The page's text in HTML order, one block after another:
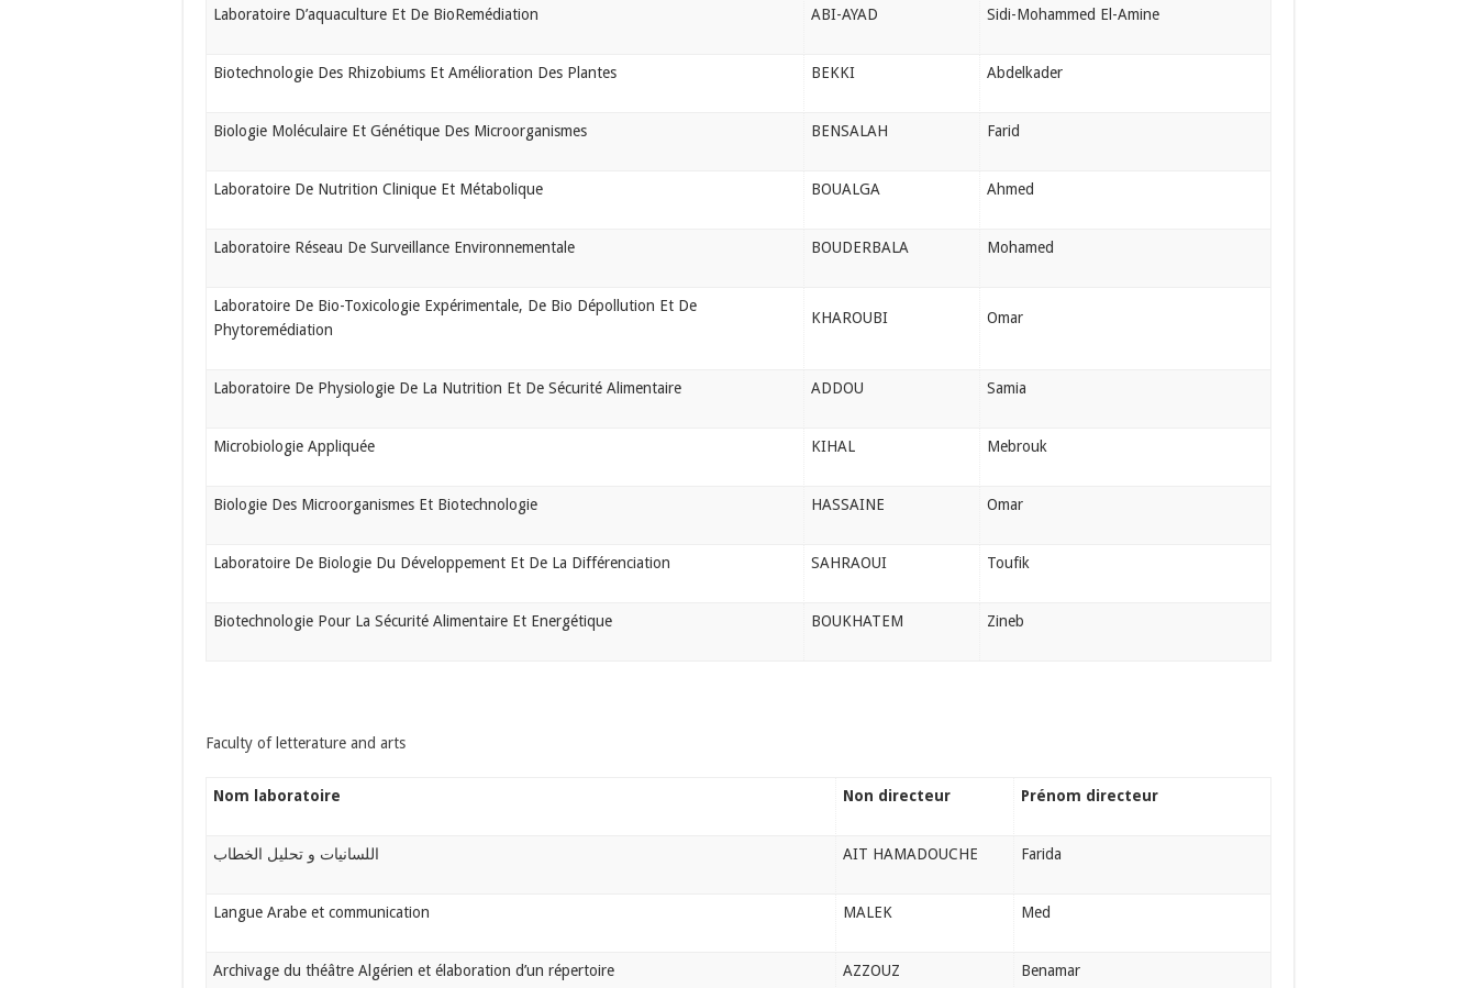
Laboratoire D’aquaculture Et De BioRemédiation ABI-AYAD Sidi-Mohammed El-Amine
Biotechnologie Des Rhizobiums Et Amélioration Des Plantes BEKKI Abdelkader
Biologie Moléculaire Et Génétique Des Microorganismes BENSALAH Farid
Laboratoire De Nutrition Clinique Et Métabolique BOUALGA Ahmed
Laboratoire Réseau De Surveillance Environnementale BOUDERBALA Mohamed
Laboratoire De Bio-Toxicologie Expérimentale, De Bio Dépollution Et De
Phytoremédiation
KHAROUBI Omar
Laboratoire De Physiologie De La Nutrition Et De Sécurité Alimentaire ADDOU Samia
Microbiologie Appliquée KIHAL Mebrouk
Biologie Des Microorganismes Et Biotechnologie HASSAINE Omar
Laboratoire De Biologie Du Développement Et De La Différenciation SAHRAOUI Toufik
Biotechnologie Pour La Sécurité Alimentaire Et Energétique BOUKHATEM Zineb
Faculty of letterature and arts
Nom laboratoire Non directeur Prénom directeur
اللسانيات و تحليل الخطاب AIT HAMADOUCHE Farida
Langue Arabe et communication MALEK Med
Archivage du théâtre Algérien et élaboration d’un répertoire AZZOUZ Benamar